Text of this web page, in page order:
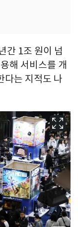
간 1조 원이 넘
해 서비스를 개
다는 지적도 나